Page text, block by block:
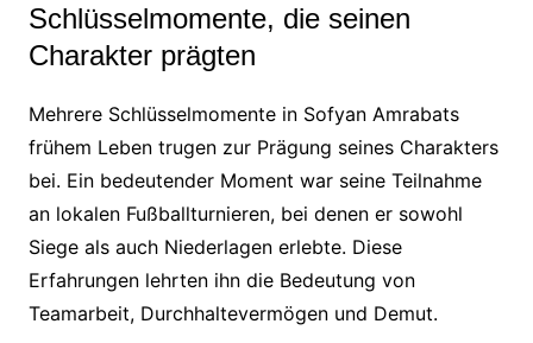
Schlüsselmomente, die seinen
Charakter prägten
Mehrere Schlüsselmomente in Sofyan Amrabats
frühem Leben trugen zur Prägung seines Charakters
bei. Ein bedeutender Moment war seine Teilnahme
an lokalen Fußballturnieren, bei denen er sowohl
Siege als auch Niederlagen erlebte. Diese
Erfahrungen lehrten ihn die Bedeutung von
Teamarbeit, Durchhaltevermögen und Demut.